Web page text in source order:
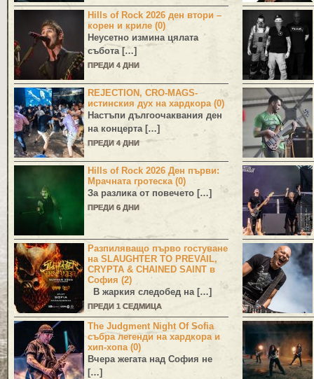
Hills of Rock 2026 ден втори –
корен и криле (0)
Неусетно измина цялата
събота […]
ПРЕДИ 4 ДНИ
REJECTION, CRO-MAGS-
истинския дух на хардкора (0)
Настъпи дългоочаквания ден
на концерта […]
ПРЕДИ 4 ДНИ
Hills of Rock 2026 Ден първи:
Мрачната гротеска (0)
За разлика от повечето […]
ПРЕДИ 6 ДНИ
Разпиляващо първо гостуване
на SLAUGHTER TO PREVAIL,
CRYPTA & CHAINED SAINT в
София (2)
В жаркия следобед на […]
ПРЕДИ 1 СЕДМИЦА
The Judgment Night Of Sofia
събра легенди на хардкора и
хип-хопа (0)
Вчера жегата над София не
[…]